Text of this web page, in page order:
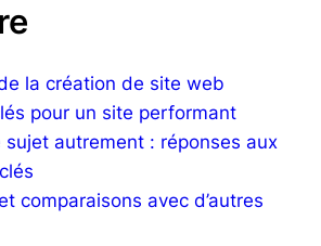
la création de site web
pour un site performant
sujet autrement : réponses aux
comparaisons avec d’autres